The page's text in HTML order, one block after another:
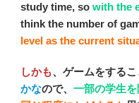
study time, so with the
think the number of
level as the current
しかも、ゲームをする
かなので、 一部の学生